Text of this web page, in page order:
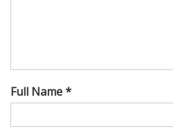
Full Name *